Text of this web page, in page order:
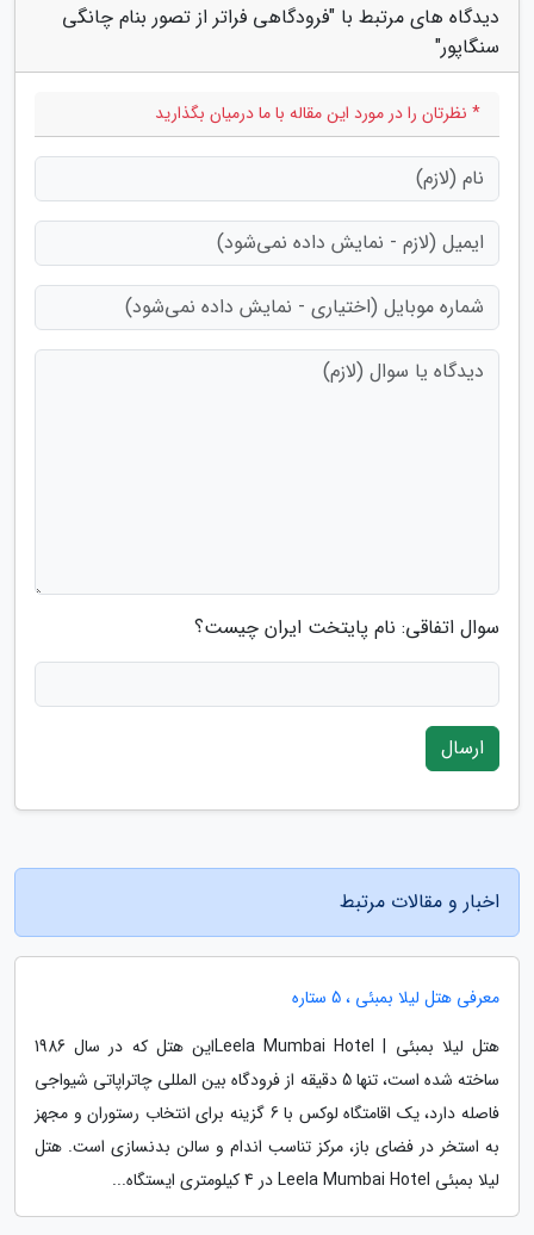
دیدگاه های مرتبط با "فرودگاهی فراتر از تصور بنام چانگی
سنگاپور"
* نظرتان را در مورد این مقاله با ما درمیان بگذارید
سوال اتفاقی: نام پایتخت ایران چیست؟
ارسال
اخبار و مقالات مرتبط
معرفی هتل لیلا بمبئی ، 5 ستاره
هتل لیلا بمبئی | Leela Mumbai Hotelاین هتل که در سال 1986
ساخته شده است، تنها 5 دقیقه از فرودگاه بین المللی چاتراپاتی شیواجی
فاصله دارد، یک اقامتگاه لوکس با 6 گزینه برای انتخاب رستوران و مجهز
به استخر در فضای باز، مرکز تناسب اندام و سالن بدنسازی است. هتل
لیلا بمبئی Leela Mumbai Hotel در 4 کیلومتری ایستگاه...